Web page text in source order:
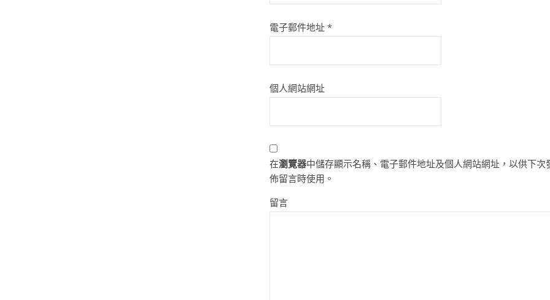
電子郵件地址 *
個人網站網址
在瀏覽器中儲存顯示名稱、電子郵件地址及個人網站網址，以供下次
佈留言時使用。
留言